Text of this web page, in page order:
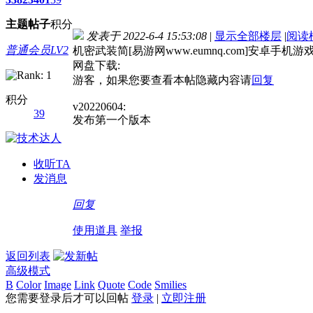
主题帖子积分
普通会员LV2
积分
39
收听TA
发消息
发表于 2022-6-4 15:53:08 | 显示全部楼层 |阅读
机密武装简[易游网www.eumnq.com]安卓手机游
网盘下载:
游客，如果您要查看本帖隐藏内容请回复
v20220604:
发布第一个版本
回复
使用道具 举报
返回列表
高级模式
B Color Image Link Quote Code Smilies
您需要登录后才可以回帖 登录 | 立即注册